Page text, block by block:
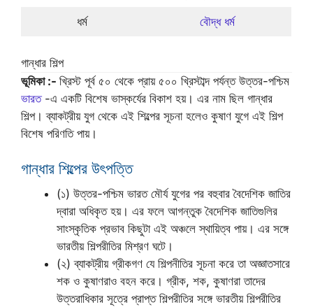
ধর্ম বৌদ্ধ ধর্ম
গান্ধার শিল্প
ভূমিকা :- খ্রিস্ট পূর্ব ৫০ থেকে প্রায় ৫০০ খ্রিস্টাব্দ পর্যন্ত উত্তর-পশ্চিম
ভারত-এ একটি বিশেষ ভাস্কর্যের বিকাশ হয়। এর নাম ছিল গান্ধার
শিল্প। ব্যাকট্রীয় যুগ থেকে এই শিল্পের সূচনা হলেও কুষাণ যুগে এই শিল্প
বিশেষ পরিণতি পায়।
গান্ধার শিল্পের উৎপত্তি
(১) উত্তর-পশ্চিম ভারত মৌর্য যুগের পর বহুবার বৈদেশিক জাতির
দ্বারা অধিকৃত হয়। এর ফলে আগন্তুক বৈদেশিক জাতিগুলির
সাংস্কৃতিক প্রভাব কিছুটা এই অঞ্চলে স্থায়িত্ব পায়। এর সঙ্গে
ভারতীয় শিল্পরীতির মিশ্রণ ঘটে।
(২) ব্যাকট্রীয় গ্রীকগণ যে শিল্পনীতির সূচনা করে তা অজ্ঞাতসারে
শক ও কুষাণরাও বহন করে। গ্রীক, শক, কুষাণরা তাদের
উত্তরাধিকার সূত্রে প্রাপ্ত শিল্পরীতির সঙ্গে ভারতীয় শিল্পরীতির